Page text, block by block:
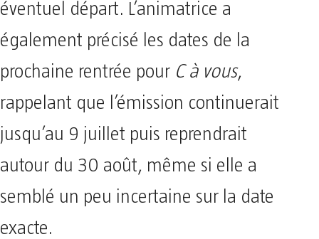
éventuel départ. L’animatrice a
également précisé les dates de la
prochaine rentrée pour C à vous,
rappelant que l’émission continuerait
jusqu’au 9 juillet puis reprendrait
autour du 30 août, même si elle a
semblé un peu incertaine sur la date
exacte.